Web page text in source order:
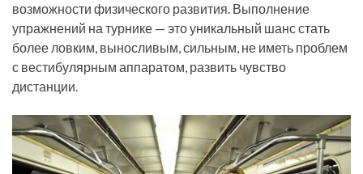
возможности физического развития. Выполнение
упражнений на турнике — это уникальный шанс стать
более ловким, выносливым, сильным, не иметь проблем
с вестибулярным аппаратом, развить чувство
дистанции.